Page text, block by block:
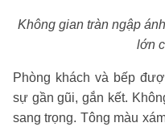
Không gian tràn ngập
lớn
Phòng khách và bếp
sự gần gũi, gắn kết.
sang trọng. Tông màu